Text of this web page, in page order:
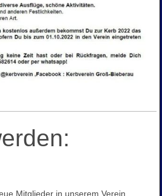
Mitglieder in unserem Verein.